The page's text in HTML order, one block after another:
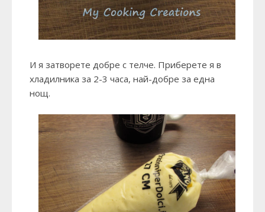
И я затворете добре с телче. Приберете я в
хладилника за 2-3 часа, най-добре за една
нощ.